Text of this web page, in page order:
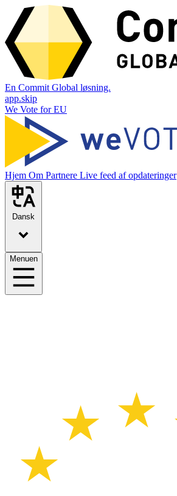
En Commit Global løsning.
app.skip
We Vote for EU
Hjem Om Partnere Live feed af opdateringer
Dansk
Menuen